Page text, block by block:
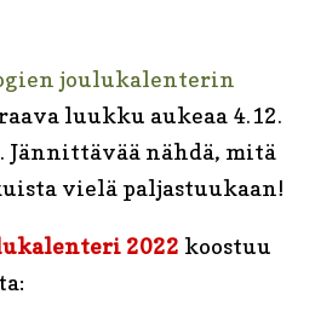
joulukalenterin
luukku aukeaa 4.12.
Jännittävää nähdä, mitä
vielä paljastuukaan!
2022 koostuu